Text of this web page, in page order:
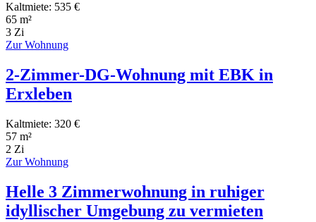
Kaltmiete: 535 €
65 m²
3 Zi
Zur Wohnung
2-Zimmer-DG-Wohnung mit EBK in
Erxleben
Kaltmiete: 320 €
57 m²
2 Zi
Zur Wohnung
Helle 3 Zimmerwohnung in ruhiger
idyllischer Umgebung zu vermieten